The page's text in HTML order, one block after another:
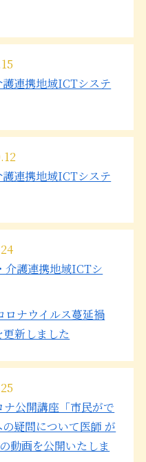
連携地域ICTシステ
連携地域ICTシステ
介護連携地域ICTシ
ロナウイルス蔓延禍
新しました
公開講座「市民がで
疑問について医師 が
動画を公開いたしま